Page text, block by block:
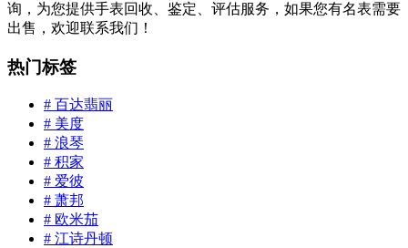
询，为您提供手表回收、鉴定、评估服务，如果您有名表需要
出售，欢迎联系我们！
热门标签
# 百达翡丽
# 美度
# 浪琴
# 积家
# 爱彼
# 萧邦
# 欧米茄
# 江诗丹顿